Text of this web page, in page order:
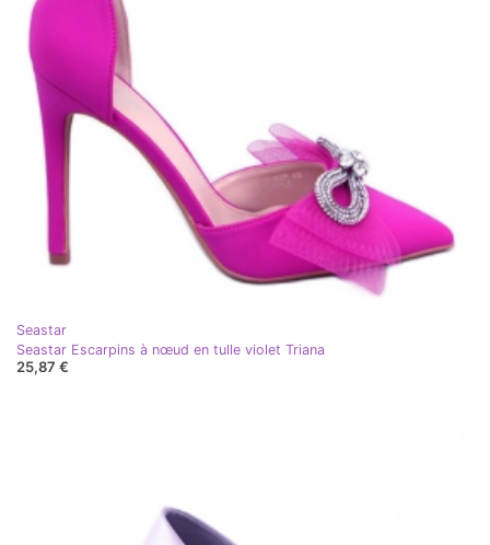
Seastar
Seastar Escarpins à nœud en tulle violet Triana
25,87 €